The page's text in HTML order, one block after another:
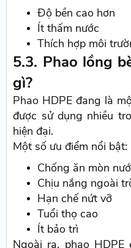
Độ bền cao hơn
Ít thấm nước
Thích hợp môi
5.3. Phao lồng
gì?
Phao HDPE đang là
được sử dụng nhiều
hiện đại.
Một số ưu điểm nổi bật:
Chống ăn mòn
Chịu nắng ngoài
Hạn chế nứt vỡ
Tuổi thọ cao
Ít bảo trì
Ngoài ra, phao